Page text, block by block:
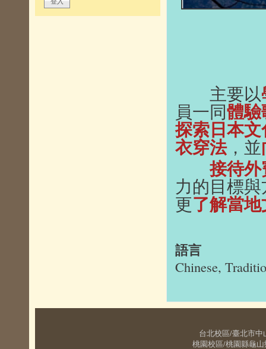
主要以
員一同體
探索日本
衣穿法，並
接待
力的目標
更了解當
語言
Chinese,
台北校區/臺北市中
桃園校區/桃園縣龜山